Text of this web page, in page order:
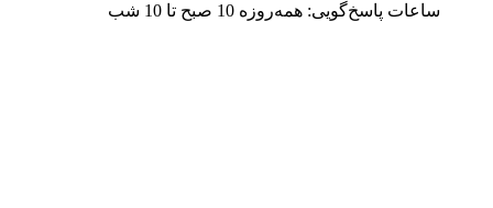
ساعات پاسخ‌گویی: همه‌روزه 10 صبح تا 10 شب